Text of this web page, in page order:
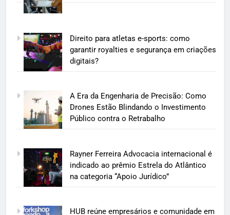
Direito para atletas e-sports: como
garantir royalties e segurança em criações
digitais?
A Era da Engenharia de Precisão: Como
Drones Estão Blindando o Investimento
Público contra o Retrabalho
Rayner Ferreira Advocacia internacional é
indicado ao prêmio Estrela do Atlântico
na categoria “Apoio Jurídico”
HUB reúne empresários e comunidade em